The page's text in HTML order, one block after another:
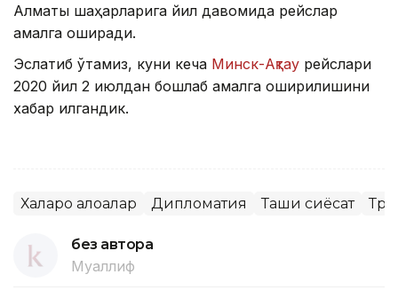
Алматы шаҳарларига йил давомида рейслар
амалга оширади.
Эслатиб ўтамиз, куни кеча Минск-Ақтау рейслари
2020 йил 2 июлдан бошлаб амалга оширилишини
хабар қилгандик.
Халқаро алоқалар Дипломатия Ташқи сиёсат
без автора
Муаллиф